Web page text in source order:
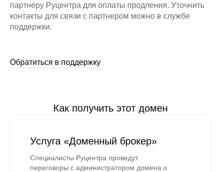
партнеру Руцентра для оплаты продления. Уточнить
контакты для связи с партнером можно в службе
поддержки.
Обратиться в поддержку
Как получить этот домен
Услуга «Доменный брокер»
Специалисты Руцентра проведут
переговоры с администратором домена о